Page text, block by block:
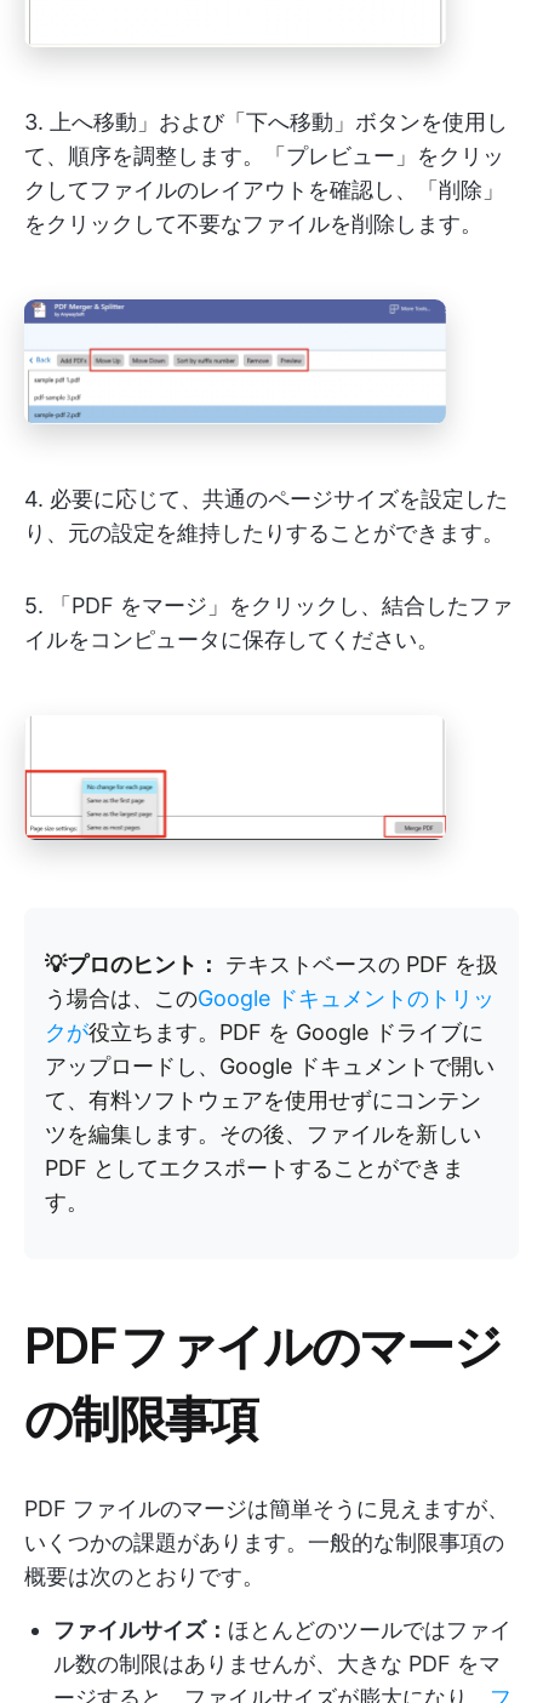
3. 上へ移動」および「下へ移動」ボタンを使用し
て、順序を調整します。「プレビュー」をクリッ
クしてファイルのレイアウトを確認し、「削除」
をクリックして不要なファイルを削除します。
4. 必要に応じて、共通のページサイズを設定した
り、元の設定を維持したりすることができます。
5. 「PDF をマージ」をクリックし、結合したファ
イルをコンピュータに保存してください。
💡プロのヒント：
テキストベースの PDF を扱
う場合は、このGoogle ドキュメントのトリッ
クが役立ちます。PDF を Google ドライブに
アップロードし、Google ドキュメントで開い
て、有料ソフトウェアを使用せずにコンテン
ツを編集します。その後、ファイルを新しい
PDF としてエクスポートすることができま
す。
PDF ファイルのマージ
の制限事項
PDF ファイルのマージは簡単そうに見えますが、
いくつかの課題があります。一般的な制限事項の
概要は次のとおりです。
ファイルサイズ： ほとんどのツールではファイ
ル数の制限はありませんが、大きな PDF をマ
ージすると、ファイルサイズが膨大になり、 フ